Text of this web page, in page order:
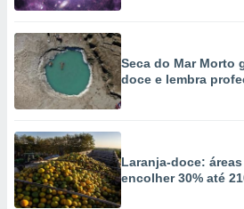
Seca do Mar Morto
doce e lembra
Laranja-doce:
encolher 30% até